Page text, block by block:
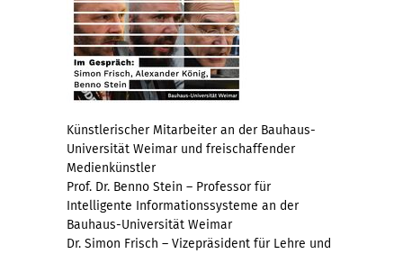
Künstlerischer Mitarbeiter an der Bauhaus-
Universität Weimar und freischaffender
Medienkünstler
Prof. Dr. Benno Stein – Professor für
Intelligente Informationssysteme an der
Bauhaus-Universität Weimar
Dr. Simon Frisch – Vizepräsident für Lehre und